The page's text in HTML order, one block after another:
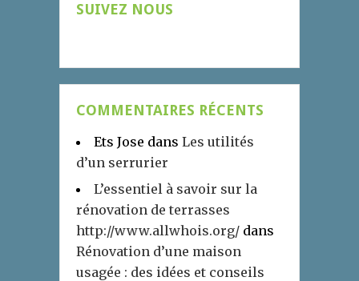
SUIVEZ NOUS
COMMENTAIRES RÉCENTS
Ets Jose dans Les utilités
d’un serrurier
L’essentiel à savoir sur la
rénovation de terrasses
http://www.allwhois.org/ dans
Rénovation d’une maison
usagée : des idées et conseils